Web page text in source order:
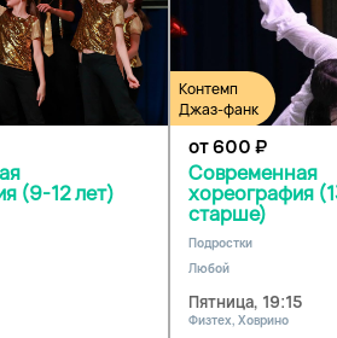
(9-12 лет)
Контемп
Джаз-фанк
от 600₽
Современная
хореография
старше)
Подростки
Любой
Пятница, 19:15
Физтех, Ховрино